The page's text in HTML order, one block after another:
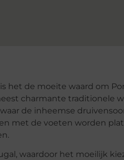
het de moeite waard om
charmante traditionele
de inheemse
met de voeten worden
waardoor het moeilijk